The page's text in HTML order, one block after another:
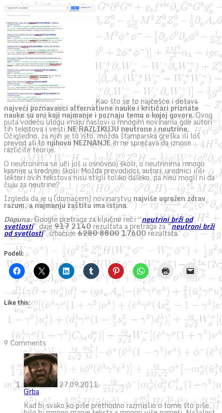
Kao što se to najčešće i dešava
najveći poznavaoci alternativne nauke i kritičari priznate
nauke su oni koji najmanje i poznaju temu o kojoj govore. Ovog
puta vodeću ulogu imaju naslovi u mnogim novinama gde autori
tih tekstova i vestiNE RAZLIKUJU neutrone i neutrine.
Očigledno, za njih je to isto, možda štamparska greška ili loš
prevod ali tonjihovo NEZNANJEih ne sprečava da iznose
različite teorije.
O neutronima se uči još u osnovnoj školi, o neutrinima mnogo
kasnije u srednjoj školi. Možda prevodioci, autori, urednici i/ili
lektori ovih tekstova nisu stigli toliko daleko, pa nisu mogli ni da
čuju za neutrine?
Izgleda da je u (domaćem) novinarstvu najviše ugrožen zdrav
razum, a najmanju zaštitu ima istina.
Dopuna:Google pretraga za ključne reči “neutrini brži od
svetlosti” daje9172140 rezultata a pretraga za “neutroni brži
od svetlosti” izbacuje6280880017600 rezultata.
Podeli:
Like this:
9 Comments
27.09.2011.
Grba
Kad bi svako ko piše prethodno razmislio o tome što piše,